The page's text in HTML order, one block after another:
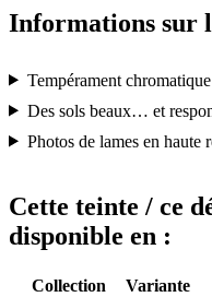
Informations sur
Tempérament chromatique
Des sols beaux… et
Photos de lames en haute
Cette teinte / ce
disponible en :
Collection
Variante